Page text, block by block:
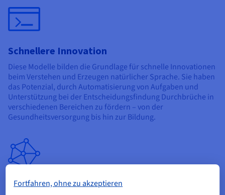
Schnellere Innovation
Diese Modelle bilden die Grundlage für schnelle Innovationen
beim Verstehen und Erzeugen natürlicher Sprache. Sie haben
das Potenzial, durch Automatisierung von Aufgaben und
Unterstützung bei der Entscheidungsfindung Durchbrüche in
verschiedenen Bereichen zu fördern – von der
Gesundheitsversorgung bis hin zur Bildung.
Dateneffizienz
Fortfahren, ohne zu akzeptieren